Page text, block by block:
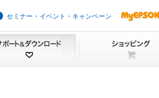
セミナー・イベント・キャンペーン